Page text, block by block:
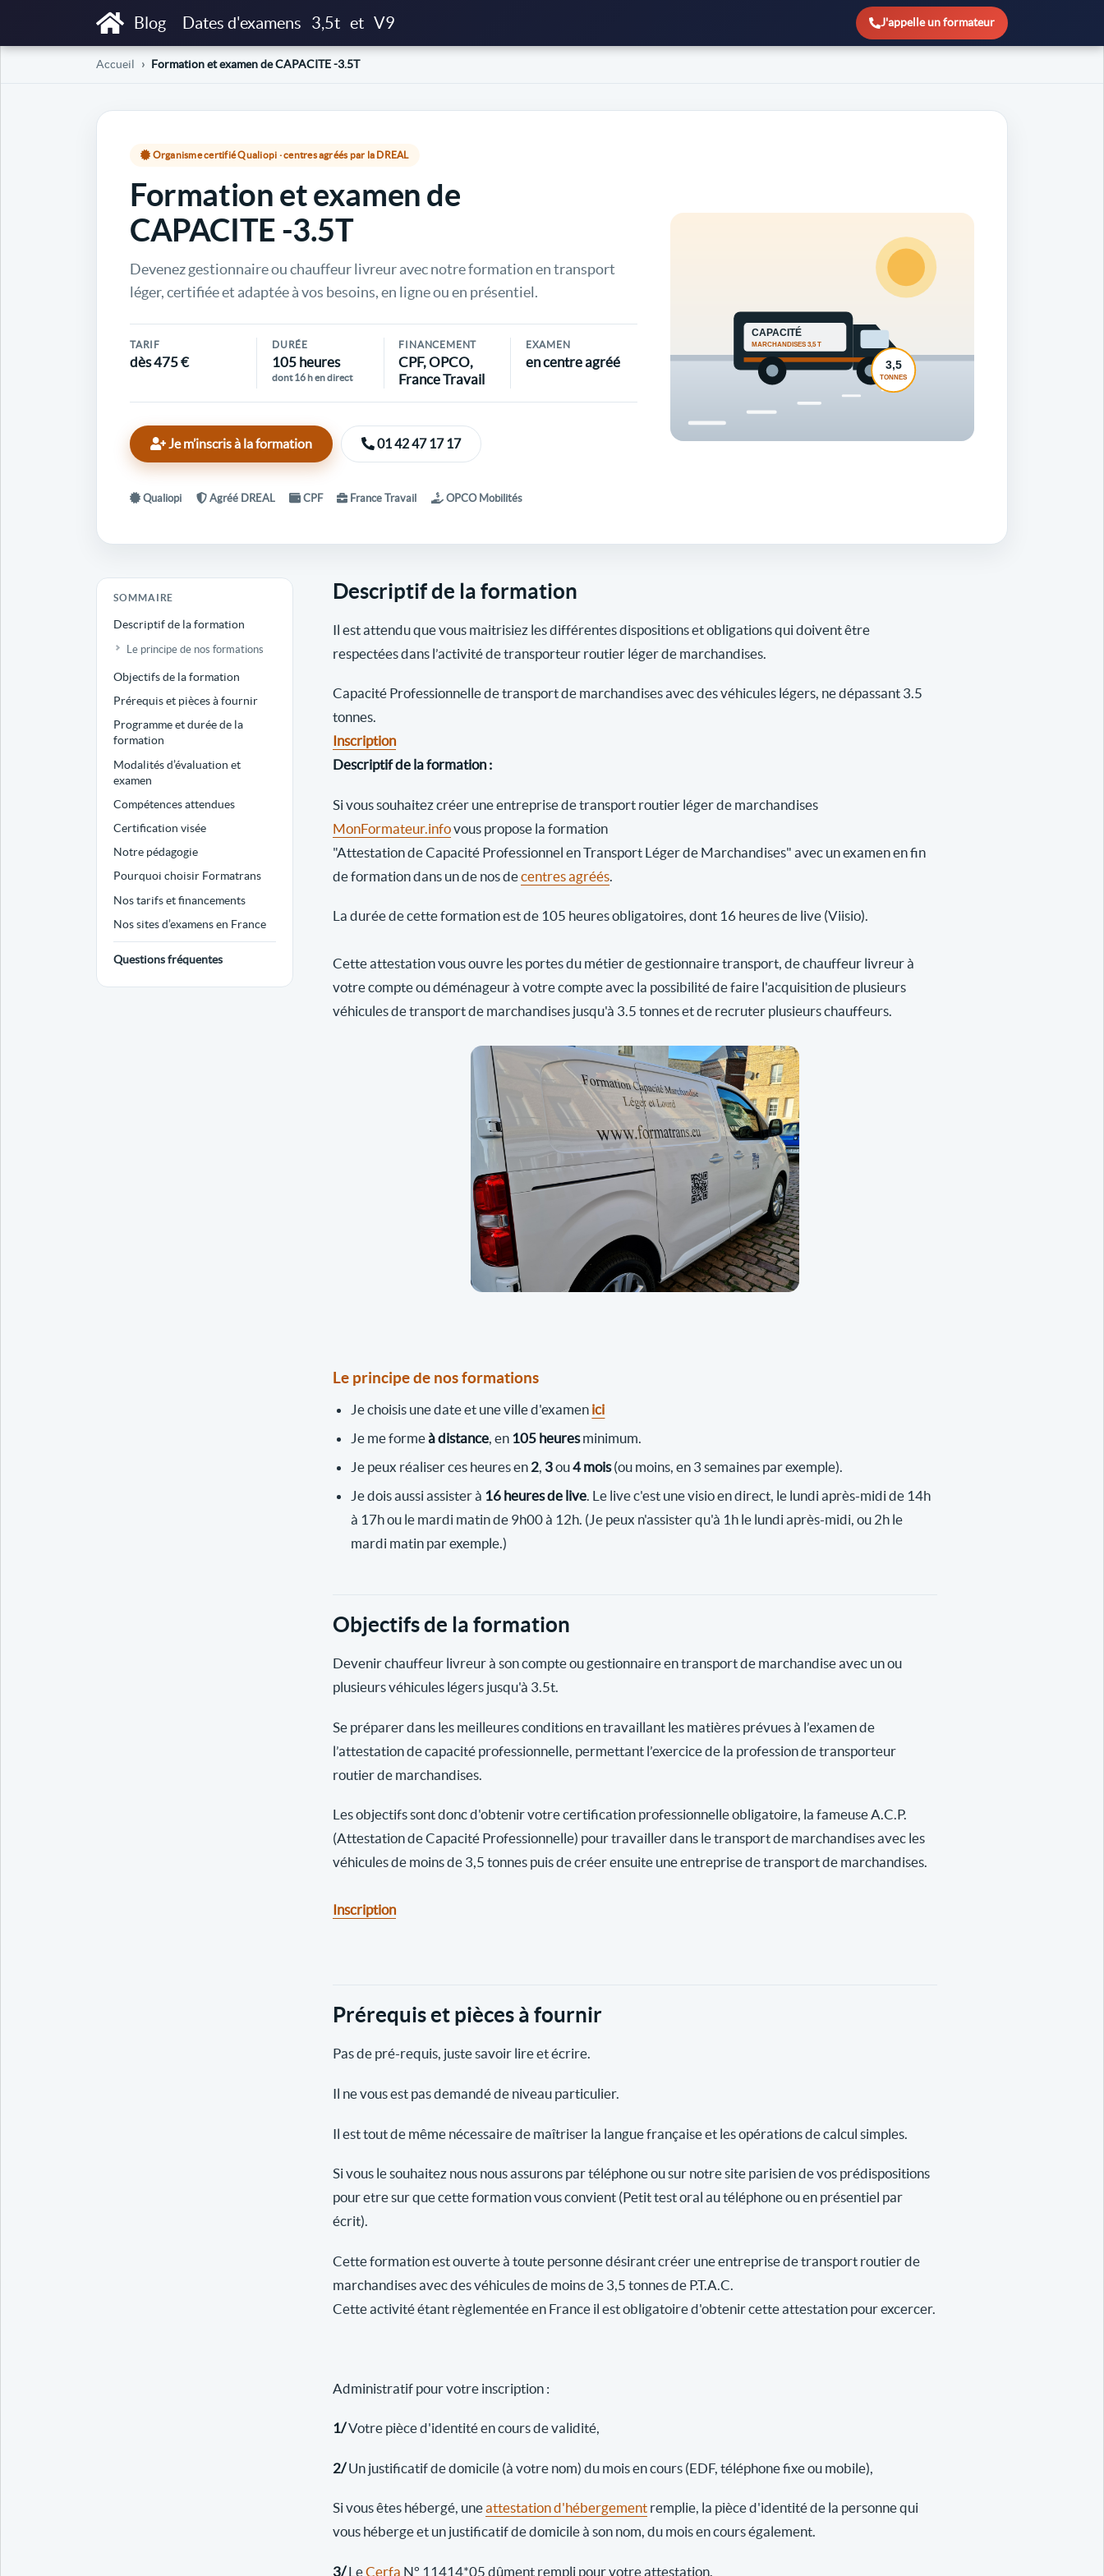
Blog Dates d'examens 3,5t et V9 J'appelle un formateur
Accueil Formation et examen de CAPACITE -3.5T
Organisme certifié Qualiopi · centres agréés par la DREAL
Formation et examen de
CAPACITE -3.5T
Devenez gestionnaire ou chauffeur livreur avec notre formation en transport
léger, certifiée et adaptée à vos besoins, en ligne ou en présentiel.
TARIF
dès 475 €
DURÉE
105 heures
dont 16 h en direct
FINANCEMENT
CPF, OPCO,
France Travail
EXAMEN
en centre agréé
Je m’inscris à la formation 01 42 47 17 17
Qualiopi Agréé DREAL CPF France Travail OPCO Mobilités
SOMMAIRE
Descriptif de la formation
Le principe de nos formations
Objectifs de la formation
Prérequis et pièces à fournir
Programme et durée de la
formation
Modalités d’évaluation et
examen
Compétences attendues
Certification visée
Notre pédagogie
Pourquoi choisir Formatrans
Nos tarifs et financements
Nos sites d’examens en France
Questions fréquentes
Descriptif de la formation
Il est attendu que vous maitrisiez les différentes dispositions et obligations qui doivent être
respectées dans l’activité de transporteur routier léger de marchandises.
Capacité Professionnelle de transport de marchandises avec des véhicules légers, ne dépassant 3.5
tonnes.
Inscription
Descriptif de la formation :
Si vous souhaitez créer une entreprise de transport routier léger de marchandises
MonFormateur.infovous propose la formation
"Attestation de Capacité Professionnel en Transport Léger de Marchandises" avec un examen en fin
de formation dans un de nos decentres agréés
La durée de cette formation est de 105 heures obligatoires, dont 16 heures de live (Viisio).
Cette attestation vous ouvre les portes du métier de gestionnaire transport, de chauffeur livreur à
votre compte ou déménageur à votre compte avec la possibilité de faire l'acquisition de plusieurs
véhicules de transport de marchandises jusqu'à 3.5 tonnes et de recruter plusieurs chauffeurs.
Le principe de nos formations
Je choisis une date et une ville d'examen ici
Je me formeà distance, en 105 heuresminimum.
Je peux réaliser ces heures en 2, 3ou4 mois(ou moins, en 3 semaines par exemple).
Je dois aussi assister à 16 heures de live. Le live c'est une visio en direct, le lundi après-midi de 14h
à 17h ou le mardi matin de 9h00 à 12h. (Je peux n'assister qu'à 1h le lundi après-midi, ou 2h le
mardi matin par exemple.)
Objectifs de la formation
Devenir chauffeur livreur à son compte ou gestionnaire en transport de marchandise avec un ou
plusieurs véhicules légers jusqu'à 3.5t.
Se préparer dans les meilleures conditions en travaillant les matières prévues à l’examen de
l’attestation de capacité professionnelle, permettant l’exercice de la profession de transporteur
routier de marchandises.
Les objectifs sont donc d'obtenir votre certification professionnelle obligatoire, la fameuse A.C.P.
(Attestation de Capacité Professionnelle) pour travailler dans le transport de marchandises avec les
véhicules de moins de 3,5 tonnes puis de créer ensuite une entreprise de transport de marchandises.
Inscription
Prérequis et pièces à fournir
Pas de pré-requis, juste savoir lire et écrire.
Il ne vous est pas demandé de niveau particulier.
Il est tout de même nécessaire de maîtriser la langue française et les opérations de calcul simples.
Si vous le souhaitez nous nous assurons par téléphone ou sur notre site parisien de vos prédispositions
pour etre sur que cette formation vous convient (Petit test oral au téléphone ou en présentiel par
écrit).
Cette formation est ouverte à toute personne désirant créer une entreprise de transport routier de
marchandises avec des véhicules de moins de 3,5 tonnes de P.T.A.C.
Cette activité étant règlementée en France il est obligatoire d'obtenir cette attestation pour excercer.
Administratif pour votre inscription :
1/Votre pièce d'identité en cours de validité,
2/Un justificatif de domicile (à votre nom) du mois en cours (EDF, téléphone fixe ou mobile),
Si vous êtes hébergé, uneattestation d'hébergement remplie, la pièce d'identité de la personne qui
vous héberge et un justificatif de domicile à son nom, du mois en cours également.
3/LeCerfa N° 11414*05 dûment rempli pour votre attestation.